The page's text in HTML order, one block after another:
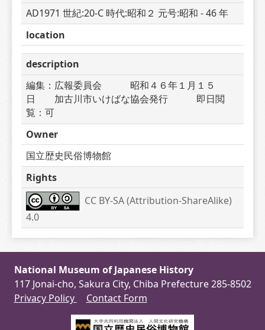
AD1971 世紀:20-C 時代:昭和２ 元号:昭和 - 46 年
location
description
編集：広報委員会　　　昭和４６年１月１５
日　　加古川市いけばな協会発行　　　即日閲
覧：可
Owner
国立歴史民俗博物館
Rights
CC BY-SA (Attribution-ShareAlike)
4.0
National Museum of Japanese History
117 Jonai-cho, Sakura City, Chiba Prefecture 285-8502
Privacy Policy
Contact Form